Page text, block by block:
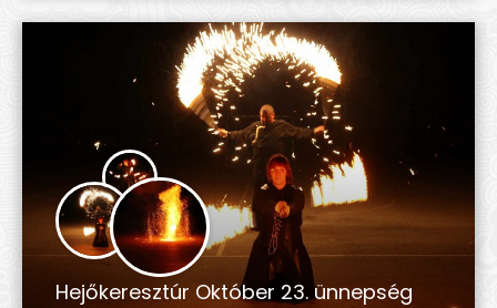
Hejőkeresztúr Október 23. ünnepség